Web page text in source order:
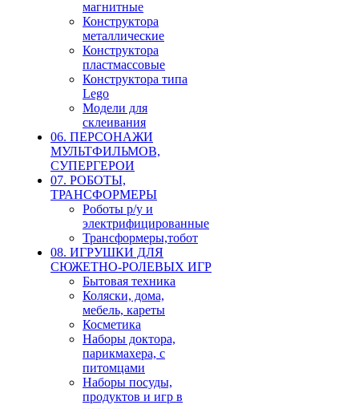
магнитные
Конструктора
металлические
Конструктора
пластмассовые
Конструктора типа
Lego
Модели для
склеивания
06. ПЕРСОНАЖИ
МУЛЬТФИЛЬМОВ,
СУПЕРГЕРОИ
07. РОБОТЫ,
ТРАНСФОРМЕРЫ
Роботы р/у и
электрифицированные
Трансформеры,тобот
08. ИГРУШКИ ДЛЯ
СЮЖЕТНО-РОЛЕВЫХ ИГР
Бытовая техника
Коляски, дома,
мебель, кареты
Косметика
Наборы доктора,
парикмахера, с
питомцами
Наборы посуды,
продуктов и игр в